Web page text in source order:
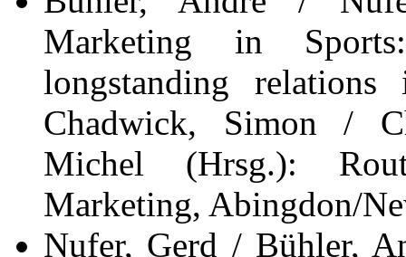
Marketing in
longstanding
Chadwick, Simon /
Michel (Hrsg.):
Marketing, Abingdon/
Nufer, Gerd / Bühler,